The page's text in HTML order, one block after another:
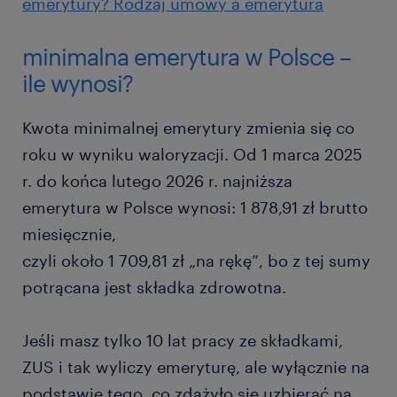
minimalna emerytura w Polsce –
ile wynosi?
Kwota minimalnej emerytury zmienia się co
roku w wyniku waloryzacji. Od 1 marca 2025
r. do końca lutego 2026 r. najniższa
emerytura w Polsce wynosi: 1 878,91 zł brutto
miesięcznie,
czyli około 1 709,81 zł „na rękę”, bo z tej sumy
potrącana jest składka zdrowotna.
Jeśli masz tylko 10 lat pracy ze składkami,
ZUS i tak wyliczy emeryturę, ale wyłącznie na